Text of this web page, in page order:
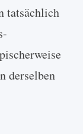
tatsächlich
derselben